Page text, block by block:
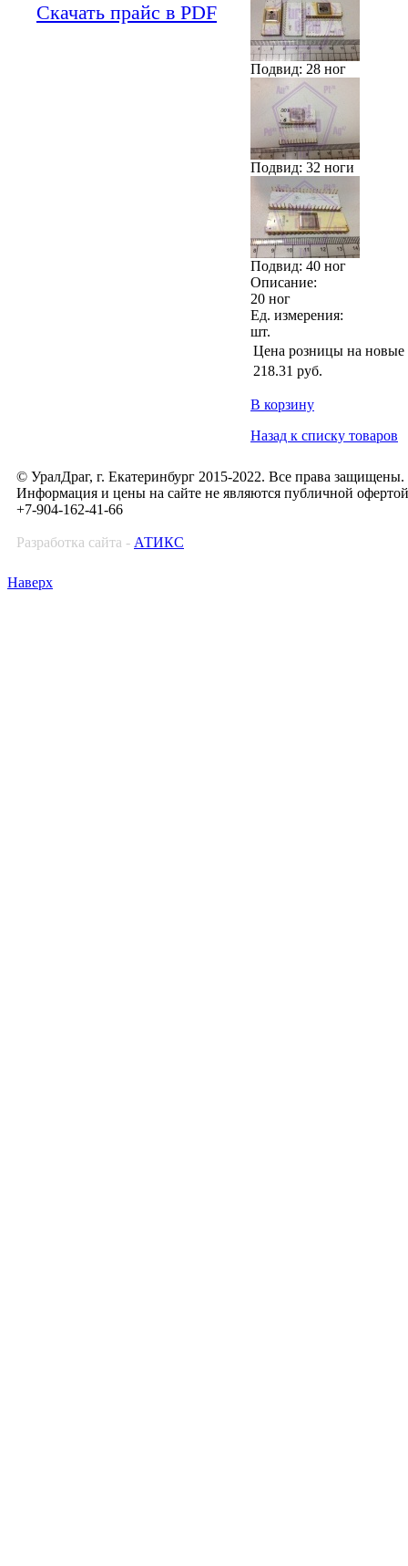
Скачать прайс в PDF
Подвид: 28 ног
Подвид: 32 ноги
Подвид: 40 ног
Описание:
20 ног
Ед. измерения:
шт.
Цена розницы на новые
218.31 руб.
В корзину
Назад к списку товаров
© УралДраг, г. Екатеринбург 2015-2022. Все права защищены.
Информация и цены на сайте не являются публичной офертой
+7-904-162-41-66
Разработка сайта - АТИКС
Наверх